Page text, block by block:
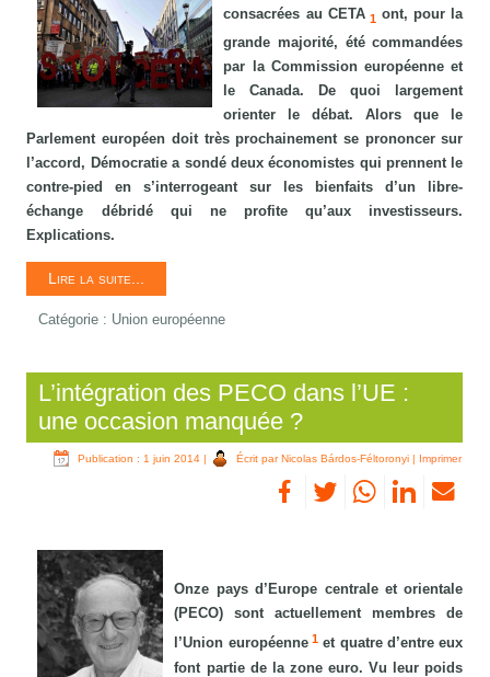
consacrées au CETA1 ont, pour la
grande majorité, été commandées
par la Commission européenne et
le Canada. De quoi largement
orienter le débat. Alors que le
Parlement européen doit très prochainement se prononcer sur
l’accord, Démocratie a sondé deux économistes qui prennent le
contre-pied en s’interrogeant sur les bienfaits d’un libre-
échange débridé qui ne profite qu’aux investisseurs.
Explications.
Lire la suite...
Catégorie : Union européenne
L’intégration des PECO dans l’UE :
une occasion manquée ?
Publication : 1 juin 2014 | Écrit par Nicolas Bárdos-Féltoronyi | Imprimer
Onze pays d’Europe centrale et orientale
(PECO) sont actuellement membres de
l’Union européenne 1et quatre d’entre eux
font partie de la zone euro. Vu leur poids